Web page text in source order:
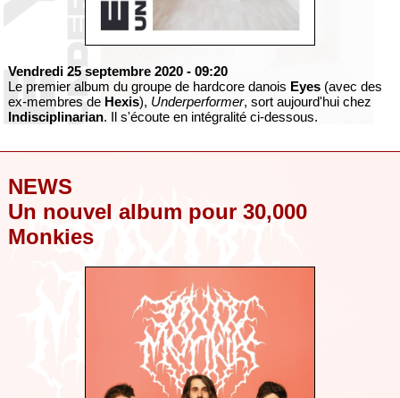
Vendredi 25 septembre 2020 - 09:20
Le premier album du groupe de hardcore danois Eyes(avec des
ex-membres de Hexis), Underperformer, sort aujourd'hui chez
Indisciplinarian. Il s'écoute en intégralité ci-dessous.
NEWS
Un nouvel album pour 30,000
Monkies